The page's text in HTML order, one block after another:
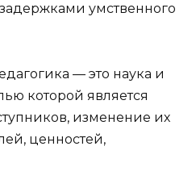
умственного
— это наука и
которой является
изменение их
ценностей,